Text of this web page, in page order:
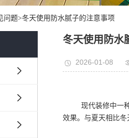
题>冬天使用防水腻子的注意事项
冬天使用防水
2026-01-08
现代装修中一种常
效果。与夏天相比冬